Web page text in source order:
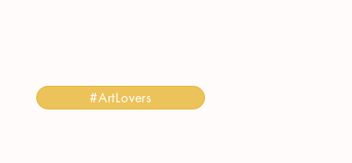
#ArtLovers